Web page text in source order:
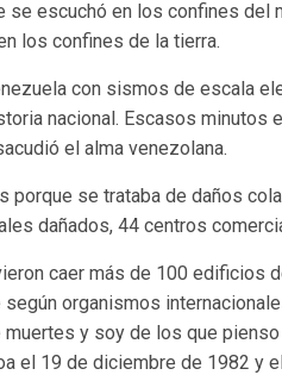
escuchó en los confines del
los confines de la tierra.
con sismos de escala
nacional. Escasos minutos
el alma venezolana.
se trataba de daños
dañados, 44 centros
caer más de 100 edificios
organismos
y soy de los que
el 19 de diciembre de 1982 y